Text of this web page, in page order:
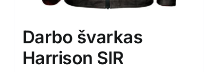
Darbo švarkas
Harrison SIR